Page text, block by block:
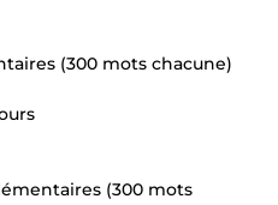
(300 mots chacune)
(300 mots